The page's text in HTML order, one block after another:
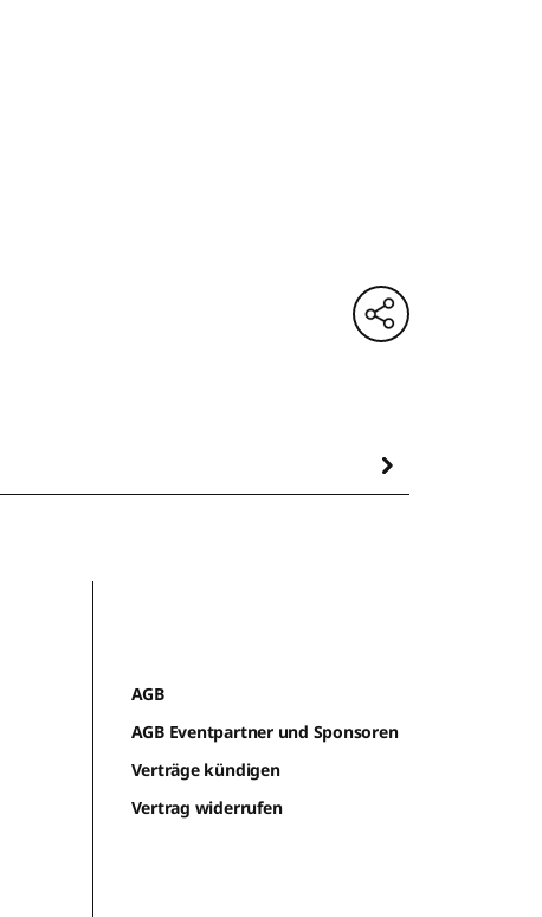
AGB
AGB Eventpartner und Sponsoren
Verträge kündigen
Vertrag widerrufen